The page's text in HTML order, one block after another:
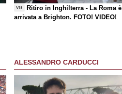
VG
Ritiro in Inghilterra - La Roma è
arrivata a Brighton. FOTO! VIDEO!
ALESSANDRO CARDUCCI